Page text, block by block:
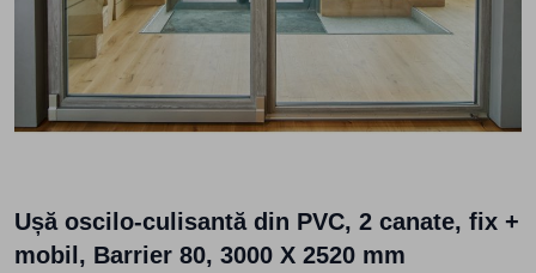
Ușă oscilo-culisantă din PVC, 2 canate, fix +
mobil, Barrier 80, 3000 X 2520 mm